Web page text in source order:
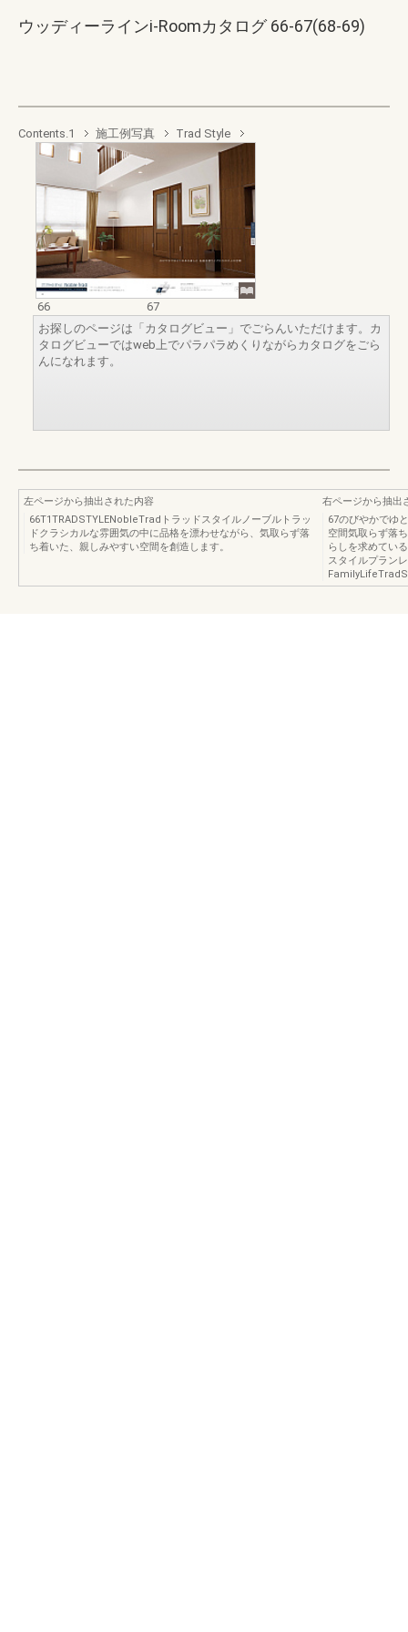
ウッディーラインi-Roomカタログ 66-67(68-69)
Contents.1 施工例写真 Trad Style
66
67
お探しのページは「カタログビュー」でごらんいただけます。カ
タログビューではweb上でパラパラめくりながらカタログをごら
んになれます。
左ページから抽出された内容
66T1TRADSTYLENobleTradトラッドスタイルノーブルトラッ
ドクラシカルな雰囲気の中に品格を漂わせながら、気取らず落
ち着いた、親しみやすい空間を創造します。
右ページから抽出
67のびやかでゆ
空間気取らず落
らしを求めてい
スタイルプラン